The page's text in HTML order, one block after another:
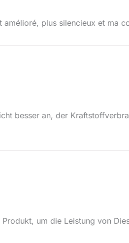
plus silencieux et ma
besser an, der
um die Leistung von